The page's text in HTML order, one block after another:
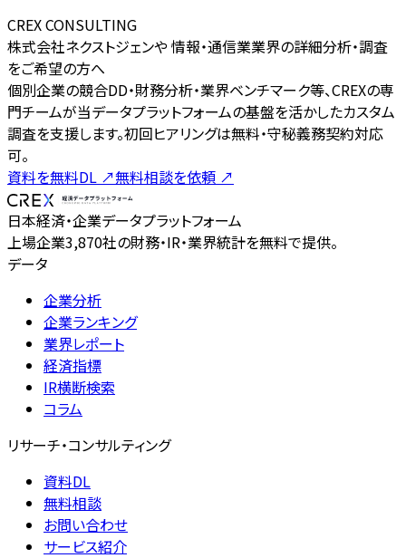
CREX CONSULTING
株式会社ネクストジェンや 情報・通信業業界の詳細分析・調査
をご希望の方へ
個別企業の競合DD・財務分析・業界ベンチマーク等、CREXの専
門チームが当データプラットフォームの基盤を活かしたカスタム
調査を支援します。初回ヒアリングは無料・守秘義務契約対応
可。
資料を無料DL ↗無料相談を依頼 ↗
日本経済・企業データプラットフォーム
上場企業3,870社の財務・IR・業界統計を無料で提供。
データ
企業分析
企業ランキング
業界レポート
経済指標
IR横断検索
コラム
リサーチ・コンサルティング
資料DL
無料相談
お問い合わせ
サービス紹介